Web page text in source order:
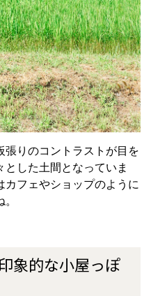
張りのコントラストが目を
した土間となっていま
フェやショップのように
象的な小屋っぽ